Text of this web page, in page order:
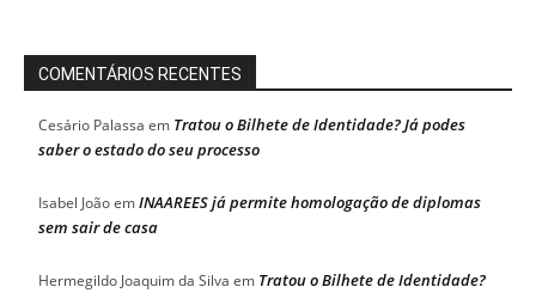
COMENTÁRIOS RECENTES
Cesário Palassa em Tratou o Bilhete de Identidade? Já podes
saber o estado do seu processo
Isabel JoãoemINAAREES já permite homologação de diplomas
sem sair de casa
Hermegildo Joaquim da Silva em Tratou o Bilhete de Identidade?